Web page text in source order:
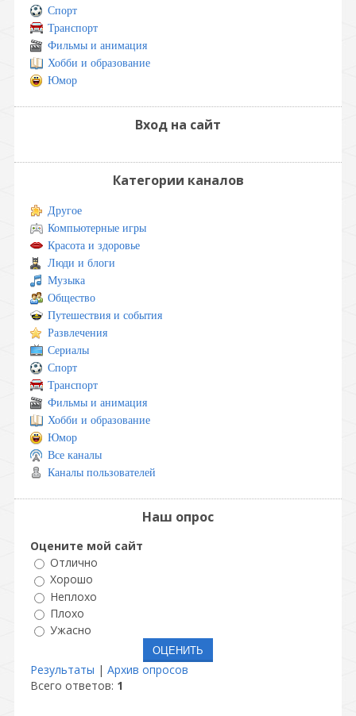
Спорт
Транспорт
Фильмы и анимация
Хобби и образование
Юмор
Вход на сайт
Категории каналов
Другое
Компьютерные игры
Красота и здоровье
Люди и блоги
Музыка
Общество
Путешествия и события
Развлечения
Сериалы
Спорт
Транспорт
Фильмы и анимация
Хобби и образование
Юмор
Все каналы
Каналы пользователей
Наш опрос
Оцените мой сайт
Отлично
Хорошо
Неплохо
Плохо
Ужасно
Результаты | Архив опросов
Всего ответов: 1